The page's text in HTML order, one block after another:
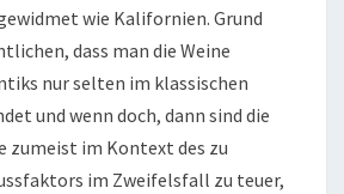
wie Kalifornien. Grund
dass man die Weine
nur selten im klassischen
und wenn doch, dann sind die
zumeist im Kontext des zu
im Zweifelsfall zu teuer,